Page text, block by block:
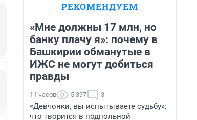
РЕКОМЕНДУЕМ
«Мне должны 17 млн, но
банку плачу я»: почему в
Башкирии обманутые в
ИЖС не могут добиться
правды
11 часов 5 397 3
«Девчонки, вы испытываете судьбу»:
что творится в подпольной